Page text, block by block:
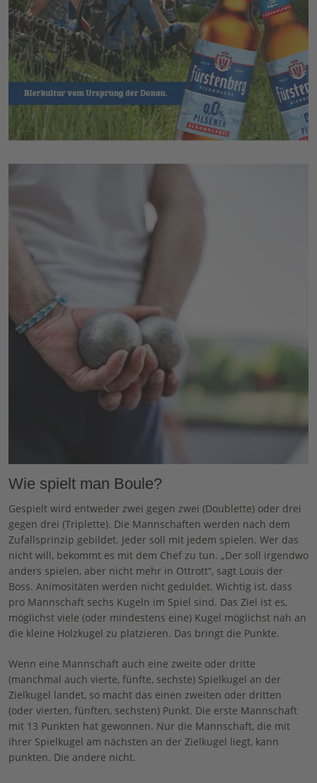
Wie spielt man Boule?
Gespielt wird entweder zwei gegen zwei (Doublette) oder drei
gegen drei (Triplette). Die Mannschaften werden nach dem
Zufallsprinzip gebildet. Jeder soll mit jedem spielen. Wer das
nicht will, bekommt es mit dem Chef zu tun. „Der soll irgendwo
anders spielen, aber nicht mehr in Ottrott“, sagt Louis der
Boss. Animositäten werden nicht geduldet. Wichtig ist, dass
pro Mannschaft sechs Kugeln im Spiel sind. Das Ziel ist es,
möglichst viele (oder mindestens eine) Kugel möglichst nah an
die kleine Holzkugel zu platzieren. Das bringt die Punkte.
Wenn eine Mannschaft auch eine zweite oder dritte
(manchmal auch vierte, fünfte, sechste) Spielkugel an der
Zielkugel landet, so macht das einen zweiten oder dritten
(oder vierten, fünften, sechsten) Punkt. Die erste Mannschaft
mit 13 Punkten hat gewonnen. Nur die Mannschaft, die mit
ihrer Spielkugel am nächsten an der Zielkugel liegt, kann
punkten. Die andere nicht.